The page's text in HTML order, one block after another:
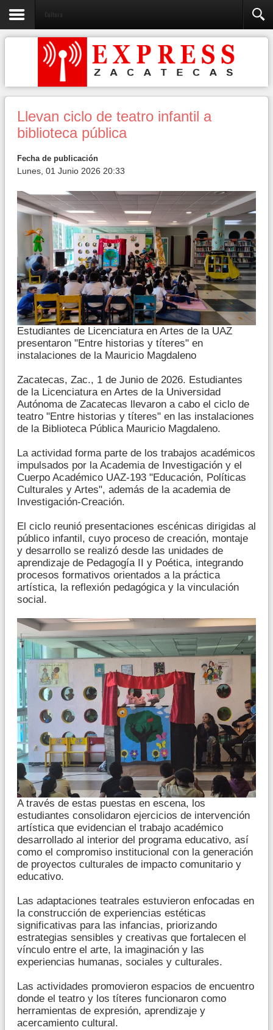
Cultura
Llevan ciclo de teatro infantil a
biblioteca pública
Fecha de publicación
Lunes, 01 Junio 2026 20:33
Estudiantes de Licenciatura en Artes de la UAZ
presentaron "Entre historias y títeres" en
instalaciones de la Mauricio Magdaleno
Zacatecas, Zac., 1 de Junio de 2026. Estudiantes
de la Licenciatura en Artes de la Universidad
Autónoma de Zacatecas llevaron a cabo el ciclo de
teatro "Entre historias y títeres" en las instalaciones
de la Biblioteca Pública Mauricio Magdaleno.
La actividad forma parte de los trabajos académicos
impulsados por la Academia de Investigación y el
Cuerpo Académico UAZ-193 "Educación, Políticas
Culturales y Artes", además de la academia de
Investigación-Creación.
El ciclo reunió presentaciones escénicas dirigidas al
público infantil, cuyo proceso de creación, montaje
y desarrollo se realizó desde las unidades de
aprendizaje de Pedagogía II y Poética, integrando
procesos formativos orientados a la práctica
artística, la reflexión pedagógica y la vinculación
social.
A través de estas puestas en escena, los
estudiantes consolidaron ejercicios de intervención
artística que evidencian el trabajo académico
desarrollado al interior del programa educativo, así
como el compromiso institucional con la generación
de proyectos culturales de impacto comunitario y
educativo.
Las adaptaciones teatrales estuvieron enfocadas en
la construcción de experiencias estéticas
significativas para las infancias, priorizando
estrategias sensibles y creativas que fortalecen el
vínculo entre el arte, la imaginación y las
experiencias humanas, sociales y culturales.
Las actividades promovieron espacios de encuentro
donde el teatro y los títeres funcionaron como
herramientas de expresión, aprendizaje y
acercamiento cultural.